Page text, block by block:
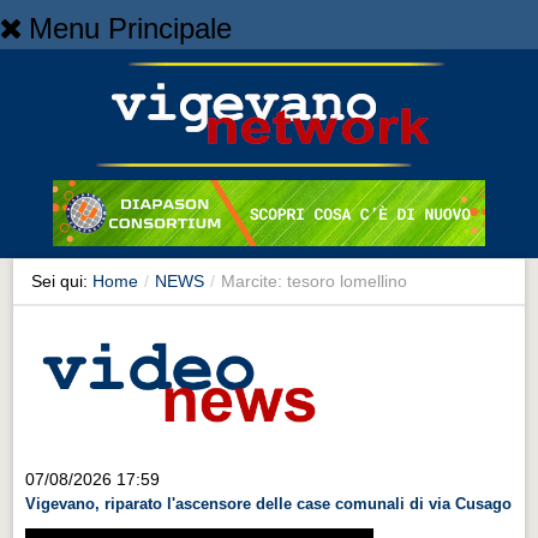
Menu Principale
NEWS
Cronaca
Cronaca
Artes et Artificia
Territorio
Territorio
Sei qui: Home / NEWS / Marcite: tesoro lomellino
07/08/2026 17:59
Vigevano, riparato l'ascensore delle case comunali di via Cusago